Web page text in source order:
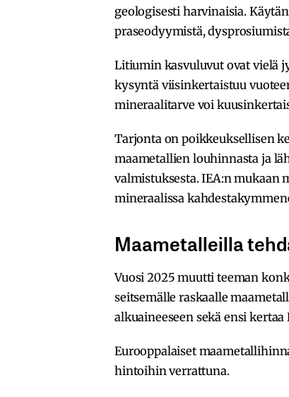
geologisesti harvinaisia.
praseodyymistä,
Litiumin kasvuluvut ovat vielä
kysyntä viisinkertaistuu
mineraalitarve voi
Tarjonta on poikkeuksellisen
maametallien louhinnasta ja
valmistuksesta. IEA:n mukaan
mineraalissa
Maametalleilla
Vuosi 2025 muutti teeman
seitsemälle raskaalle
alkuaineeseen sekä ensi
Eurooppalaiset
hintoihin verrattuna.